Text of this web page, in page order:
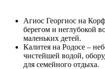
Агиос Георгиос на
берегом и неглубокой
маленьких детей.
Калитея на Родосе –
чистейшей водой,
для семейного отдыха.